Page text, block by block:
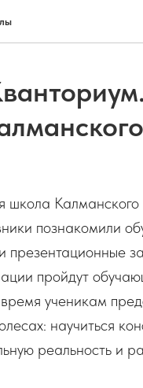
познакомили
презентационные
пройдут
ученикам
научиться
реальность и